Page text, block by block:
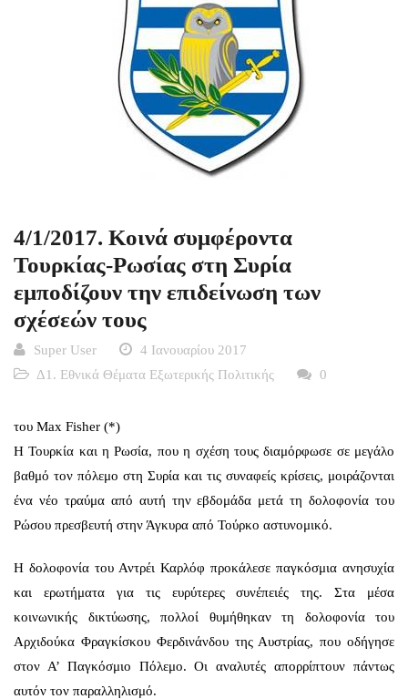
4/1/2017. Κοινά συμφέροντα
Τουρκίας-Ρωσίας στη Συρία
εμποδίζουν την επιδείνωση των
σχέσεών τους
Super User
4 Ιανουαρίου 2017
Δ1. Εθνικά Θέματα Εξωτερικής Πολιτικής
0
του Max Fisher (*)
Η Τουρκία και η Ρωσία, που η σχέση τους διαμόρφωσε σε μεγάλο
βαθμό τον πόλεμο στη Συρία και τις συναφείς κρίσεις, μοιράζονται
ένα νέο τραύμα από αυτή την εβδομάδα μετά τη δολοφονία του
Ρώσου πρεσβευτή στην Άγκυρα από Τούρκο αστυνομικό.
Η δολοφονία του Αντρέι Καρλόφ προκάλεσε παγκόσμια ανησυχία
και ερωτήματα για τις ευρύτερες συνέπειές της. Στα μέσα
κοινωνικής δικτύωσης, πολλοί θυμήθηκαν τη δολοφονία του
Αρχιδούκα Φραγκίσκου Φερδινάνδου της Αυστρίας, που οδήγησε
στον Α’ Παγκόσμιο Πόλεμο. Οι αναλυτές απορρίπτουν πάντως
αυτόν τον παραλληλισμό.